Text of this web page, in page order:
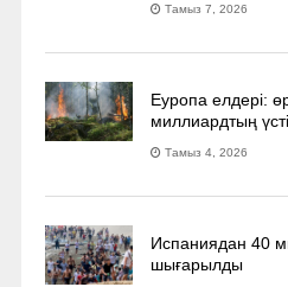
Тамыз 7, 2026
Еуропа елдері:
миллиардтың
Тамыз 4, 2026
Испаниядан 40
шығарылды